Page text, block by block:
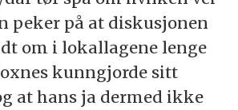
peker på at diskusjonen
om i lokallagene lenge
kunngjorde sitt
at hans ja dermed ikke